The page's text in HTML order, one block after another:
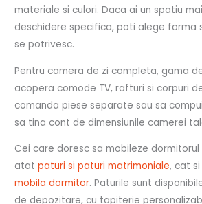
materiale si culori. Daca ai un spatiu
deschidere specifica, poti alege forma
se potrivesc.
Pentru camera de zi completa, gama
acopera comode TV, rafturi si corpuri
comanda piese separate sau sa
sa tina cont de dimensiunile camerei
Cei care doresc sa mobileze
atatpaturi si paturi matrimoniale, cat
mobila dormitor. Paturile sunt
de depozitare, cu tapiterie